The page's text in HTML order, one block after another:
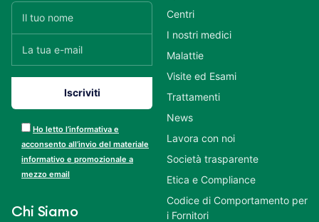
Ho letto l’informativa e
acconsento all’invio del materiale
informativo e promozionale a
mezzo email
Chi Siamo
Centri
I nostri medici
Malattie
Visite ed Esami
Trattamenti
News
Lavora con noi
Società trasparente
Etica e Compliance
Codice di Comportamento per
i Fornitori